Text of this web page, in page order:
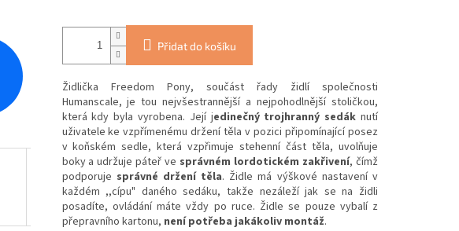
Přidat do košíku
Židlička Freedom Pony, součást řady židlí společnosti
Humanscale, je tou nejvšestrannější a nejpohodlnější stoličkou,
která kdy byla vyrobena. Její jedinečný trojhranný sedák nutí
uživatele ke vzpřímenému držení těla v pozici připomínající posez
v koňském sedle, která vzpřimuje stehenní část těla, uvolňuje
boky a udržuje páteř ve správném lordotickém zakřivení, čímž
podporuje správné držení těla. Židle má výškové nastavení v
každém ,,cípu" daného sedáku, takže nezáleží jak se na židli
posadíte, ovládání máte vždy po ruce. Židle se pouze vybalí z
přepravního kartonu, není potřeba jakákoliv montáž.